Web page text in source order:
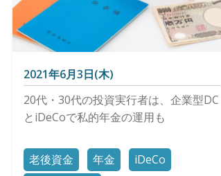
2021年6月3日(木)
20代・30代の投資実行者は、企業型DC
とiDeCoで私的年金の運用も
老後資金 年金
iDeCo